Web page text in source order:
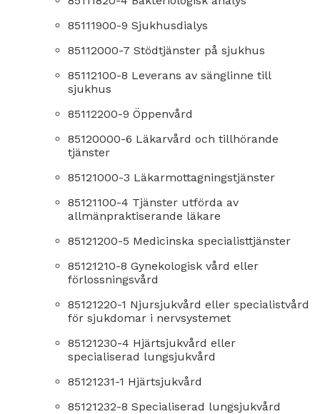
85111900-9 Sjukhusdialys
85112000-7 Stödtjänster på sjukhus
85112100-8 Leverans av sänglinne till
sjukhus
85112200-9 Öppenvård
85120000-6 Läkarvård och tillhörande
tjänster
85121000-3 Läkarmottagningstjänster
85121100-4 Tjänster utförda av
allmänpraktiserande läkare
85121200-5 Medicinska specialisttjänster
85121210-8 Gynekologisk vård eller
förlossningsvård
85121220-1 Njursjukvård eller specialistvård
för sjukdomar i nervsystemet
85121230-4 Hjärtsjukvård eller
specialiserad lungsjukvård
85121231-1 Hjärtsjukvård
85121232-8 Specialiserad lungsjukvård